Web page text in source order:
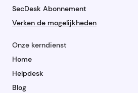
SecDesk Abonnement
Verken de mogelijkheden
Onze kerndienst
Home
Helpdesk
Blog